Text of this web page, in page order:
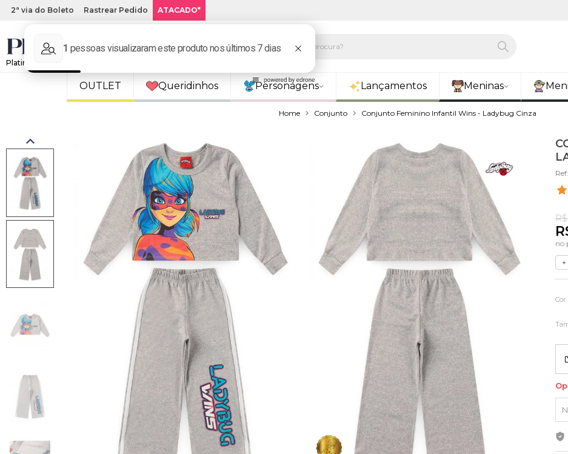
2ª via do Boleto Rastrear Pedido ATACADO*
Platinum Kids: Loja de roupa infantil online.
OUTLET Queridinhos Personagens Lançamentos Meninas
Home Conjunto Conjunto Feminino Infantil Wins - Ladybug Cinza
no
+
Cor